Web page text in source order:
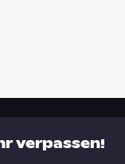
verpassen!